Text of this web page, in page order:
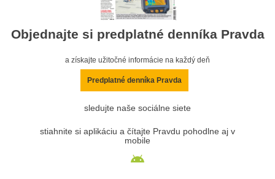
Objednajte si predplatné denníka Pravda
a získajte užitočné informácie na každý deň
Predplatné denníka Pravda
sledujte naše sociálne siete
stiahnite si aplikáciu a čítajte Pravdu pohodlne aj v
mobile